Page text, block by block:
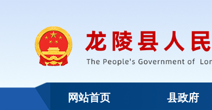
网站首页 县政府